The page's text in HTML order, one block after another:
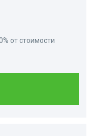
от стоимости